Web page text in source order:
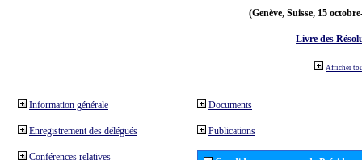
(Genève, Suisse, 15
Livre des
Afficher
Information générale
Enregistrement des délégués
Conférences relatives
Documents
Publications